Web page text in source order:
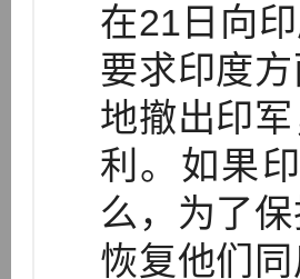
在21日向
要求印度
地撤出印
利。如果
么，为了
恢复他们